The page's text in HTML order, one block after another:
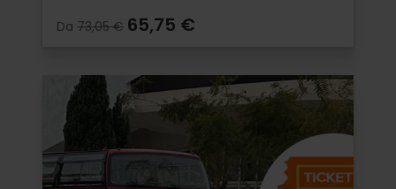
Da 73,05 € 65,75 €